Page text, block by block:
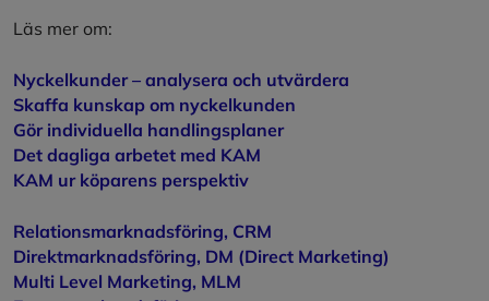
Läs mer om:
Nyckelkunder – analysera och utvärdera
Skaffa kunskap om nyckelkunden
Gör individuella handlingsplaner
Det dagliga arbetet med KAM
KAM ur köparens perspektiv
Relationsmarknadsföring, CRM
Direktmarknadsföring, DM (Direct Marketing)
Multi Level Marketing, MLM